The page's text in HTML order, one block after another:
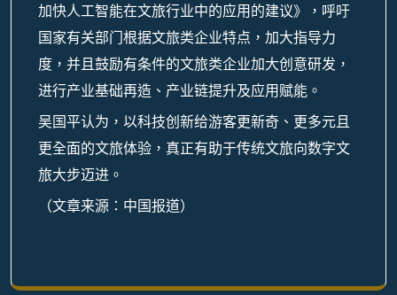
加快人工智能在文旅行业中的应用的建议》，呼吁
国家有关部门根据文旅类企业特点，加大指导力
度，并且鼓励有条件的文旅类企业加大创意研发，
进行产业基础再造、产业链提升及应用赋能。
吴国平认为，以科技创新给游客更新奇、更多元且
更全面的文旅体验，真正有助于传统文旅向数字文
旅大步迈进。
（文章来源：中国报道）